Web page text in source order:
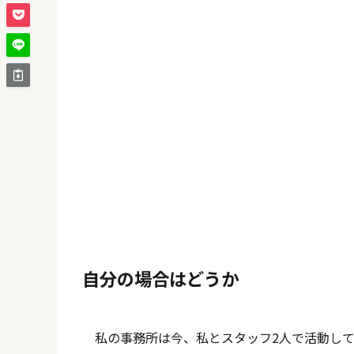
自分の場合はどうか
私の事務所は今、私とスタッフ2人で活動して